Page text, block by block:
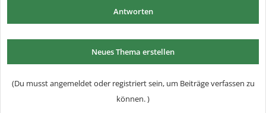
Antworten
Neues Thema erstellen
(Du musst angemeldet oder registriert sein, um Beiträge verfassen zu
können. )